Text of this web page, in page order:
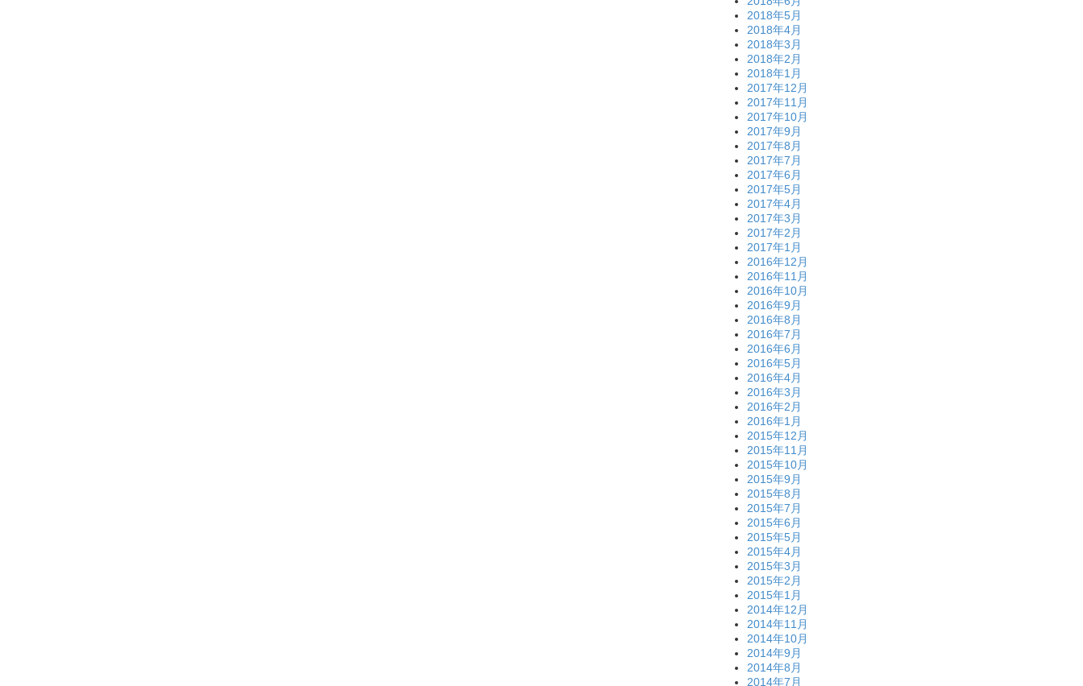
2018年5月
2018年4月
2018年3月
2018年2月
2018年1月
2017年12月
2017年11月
2017年10月
2017年9月
2017年8月
2017年7月
2017年6月
2017年5月
2017年4月
2017年3月
2017年2月
2017年1月
2016年12月
2016年11月
2016年10月
2016年9月
2016年8月
2016年7月
2016年6月
2016年5月
2016年4月
2016年3月
2016年2月
2016年1月
2015年12月
2015年11月
2015年10月
2015年9月
2015年8月
2015年7月
2015年6月
2015年5月
2015年4月
2015年3月
2015年2月
2015年1月
2014年12月
2014年11月
2014年10月
2014年9月
2014年8月
2014年7月